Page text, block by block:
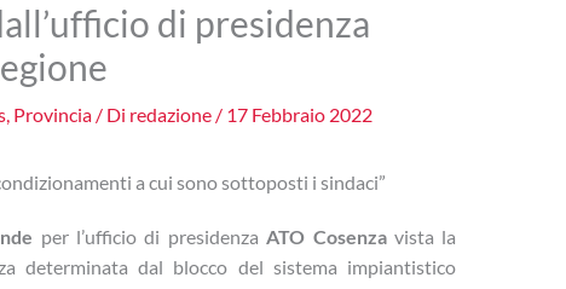
di presidenza
, Provincia/ Di redazione / 17 Febbraio 2022
a cui sono sottoposti i sindaci”
per l’ufficio di presidenzaATO Cosenzavista la
determinata dal blocco del sistema impiantistico